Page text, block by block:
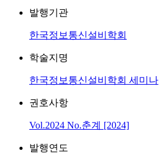
발행기관
한국정보통신설비학회
학술지명
한국정보통신설비학회 세미나
권호사항
Vol.2024 No.춘계 [2024]
발행연도